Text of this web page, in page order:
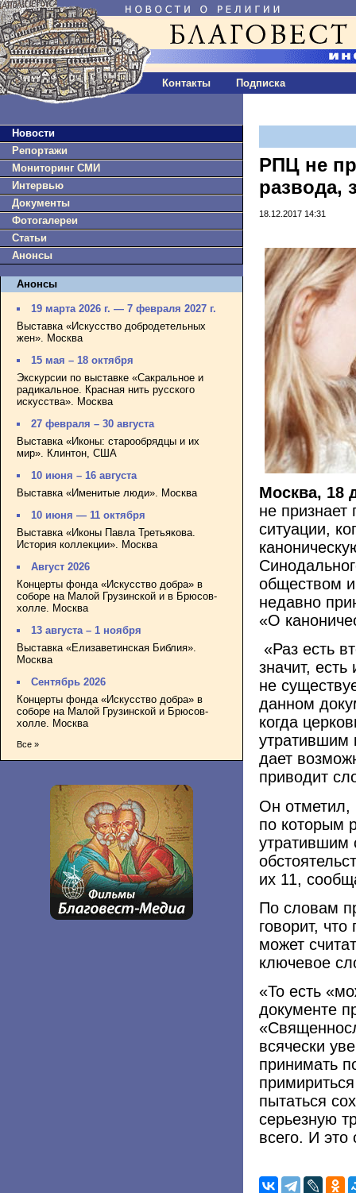
Контакты Подписка
Новости
Репортажи
Мониторинг СМИ
Интервью
Документы
Фотогалереи
Статьи
Анонсы
Анонсы
19 марта 2026 г. — 7 февраля 2027 г.
Выставка «Искусство добродетельных
жен». Москва
15 мая – 18 октября
Экскурсии по выставке «Сакральное и
радикальное. Красная нить русского
искусства». Москва
27 февраля – 30 августа
Выставка «Иконы: старообрядцы и их
мир». Клинтон, США
10 июня – 16 августа
Выставка «Именитые люди». Москва
10 июня — 11 октября
Выставка «Иконы Павла Третьякова.
История коллекции». Москва
Август 2026
Концерты фонда «Искусство добра» в
соборе на Малой Грузинской и в Брюсов-
холле. Москва
13 августа – 1 ноября
Выставка «Елизаветинская Библия».
Москва
Сентябрь 2026
Концерты фонда «Искусство добра» в
соборе на Малой Грузинской и Брюсов-
холле. Москва
Все »
РПЦ не
развода,
18.12.2017 14:31
Москва, 18
не признает
ситуации,
обществом
недавно
«О
«Раз есть
значит,
не
данном
когда
утратившим
дает
приводит
Он отметил,
по которым
утратившим
их 11,
По словам
говорит,
может
ключевое
«То есть
документе
всячески
принимать
пытаться
серьезную
всего. И